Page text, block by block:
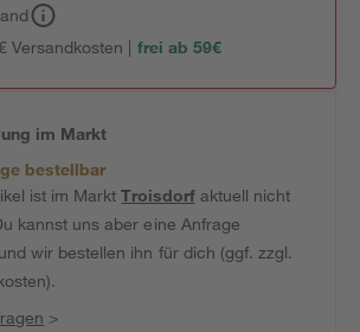
Versandkosten | frei ab 59€
im Markt
bestellbar
ist im MarktTroisdorfaktuell nicht
kannst uns aber eine Anfrage
wir bestellen ihn für dich (ggf. zzgl.
>